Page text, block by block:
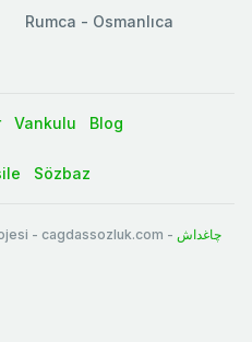
Rumca - Osmanlıca
Vankulu Blog
Sözbaz
- cagdassozluk.com - چاغداش